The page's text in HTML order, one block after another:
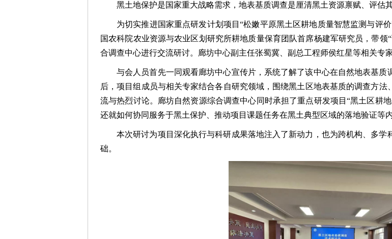
黑土地保护是国家重大战略需求，地表基质调查是厘清黑土资源禀赋、评估
为切实推进国家重点研发计划项目“松嫩平原黑土区耕地质量智慧监测与评
国农科院农业资源与农业区划研究所耕地质量保育团队首席杨建军研究员，带
合调查中心进行交流研讨。廊坊中心副主任张蜀冀、副总工程师侯红星等相关专家
与会人员首先一同观看廊坊中心宣传片，系统了解了该中心在自然地表基
后，项目组成员与相关专家结合各自研究领域，围绕黑土区地表基质的调查方
流与热烈讨论。廊坊自然资源综合调查中心同时承担了重点研发项目“黑土区耕
还就如何协同服务于黑土保护、推动项目课题任务在黑土典型区域的落地验证等
本次研讨为项目深化执行与科研成果落地注入了新动力，也为跨机构、多
础。